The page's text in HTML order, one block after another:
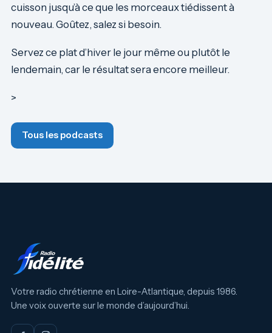
cuisson jusqu’à ce que les morceaux tiédissent à
nouveau. Goûtez, salez si besoin.
Servez ce plat d’hiver le jour même ou plutôt le
lendemain, car le résultat sera encore meilleur.
>
Tous les podcasts
Votre radio chrétienne en Loire-Atlantique, depuis 1986.
Une voix ouverte sur le monde d’aujourd’hui.